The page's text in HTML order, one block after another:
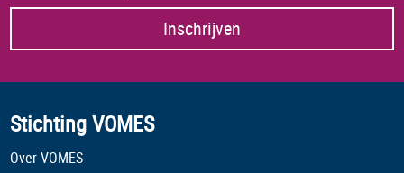
Inschrijven
Stichting VOMES
Over VOMES